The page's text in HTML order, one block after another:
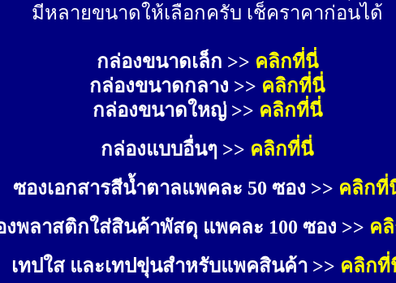
มีหลายขนาดให้เลือกครับ เช็คราคาก่อนได้
กล่องขนาดเล็ก >> คลิกที่นี่
กล่องขนาดกลาง >> คลิกที่นี่
กล่องขนาดใหญ่ >> คลิกที่นี่
กล่องแบบอื่นๆ >> คลิกที่นี่
ซองเอกสารสีน้ำตาลแพคละ 50 ซอง >> คลิกที่
งพลาสติกใส่สินค้าพัสดุ แพคละ 100 ซอง >> ค
เทปใส และเทปขุ่นสำหรับแพคสินค้า >> คลิกที่